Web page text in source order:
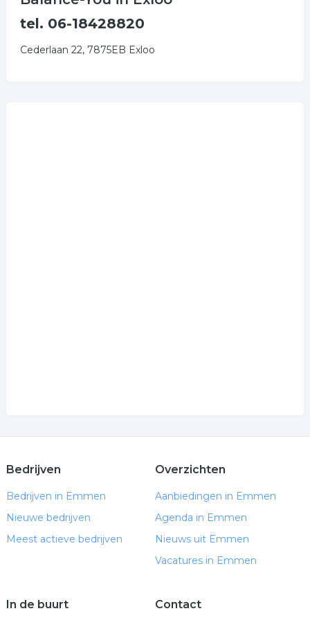
tel. 06-18428820
Cederlaan 22, 7875EB Exloo
Bedrijven
Bedrijven in Emmen
Nieuwe bedrijven
Meest actieve bedrijven
Overzichten
Aanbiedingen in Emmen
Agenda in Emmen
Nieuws uit Emmen
Vacatures in Emmen
In de buurt Contact